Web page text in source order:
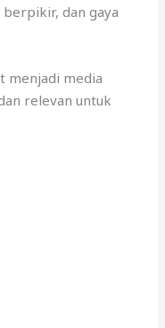
dan gaya
menjadi media
relevan untuk